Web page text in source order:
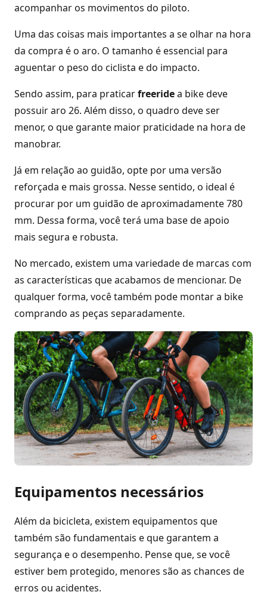
acompanhar os movimentos do piloto.
Uma das coisas mais importantes a se olhar na hora
da compra é o aro. O tamanho é essencial para
aguentar o peso do ciclista e do impacto.
Sendo assim, para praticarfreeridea bike deve
possuir aro 26. Além disso, o quadro deve ser
menor, o que garante maior praticidade na hora de
manobrar.
Já em relação ao guidão, opte por uma versão
reforçada e mais grossa. Nesse sentido, o ideal é
procurar por um guidão de aproximadamente 780
mm. Dessa forma, você terá uma base de apoio
mais segura e robusta.
No mercado, existem uma variedade de marcas com
as características que acabamos de mencionar. De
qualquer forma, você também pode montar a bike
comprando as peças separadamente.
Equipamentos necessários
Além da bicicleta, existem equipamentos que
também são fundamentais e que garantem a
segurança e o desempenho. Pense que, se você
estiver bem protegido, menores são as chances de
erros ou acidentes.